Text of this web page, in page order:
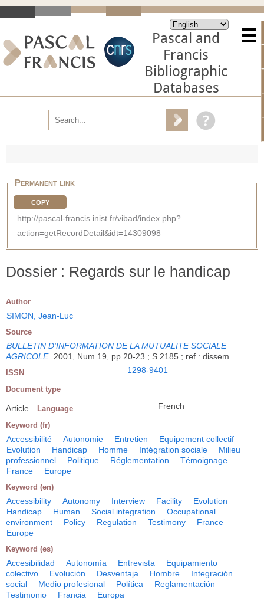
Pascal and
Francis
Bibliographic
Databases
Permanent link
COPY
http://pascal-francis.inist.fr/vibad/index.php?
action=getRecordDetail&idt=14309098
Dossier : Regards sur le handicap
Author
SIMON, Jean-Luc
Source
BULLETIN D'INFORMATION DE LA MUTUALITE SOCIALE
AGRICOLE
2001, Num 19, pp 20-23 ; S 2185 ; ref : dissem
ISSN 1298-9401
Document type
Article Language French
Keyword (fr)
Accessibilité Autonomie Entretien
Equipement collectif
Evolution
Handicap Homme Intégration sociale
Milieu
professionnel
Politique Réglementation
Témoignage
France
Europe
Keyword (en)
Accessibility Autonomy Interview Facility
Evolution
Handicap
Human Social integration
Occupational
environment
Policy Regulation Testimony
France
Europe
Keyword (es)
Accesibilidad Autonomía Entrevista
Equipamiento
colectivo
Evolución Desventaja Hombre
Integración
social
Medio profesional Política
Reglamentación
Testimonio
Francia Europa